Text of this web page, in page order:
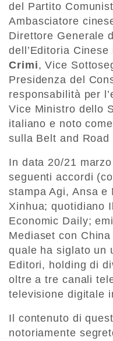
del Partito
Ambasciatore
Direttore Generale
dell’Editoria
Crimi, Vice
Presidenza del
responsabilità per
Vice Ministro dello
italiano e noto
sulla Belt and Road
In data 20/21
seguenti accordi
stampa Agi, Ansa e
Xinhua; quotidiano
Economic Daily;
Mediaset con
quale ha siglato un
Editori, holding di
oltre a tre canali
televisione digitale
Il contenuto di
notoriamente